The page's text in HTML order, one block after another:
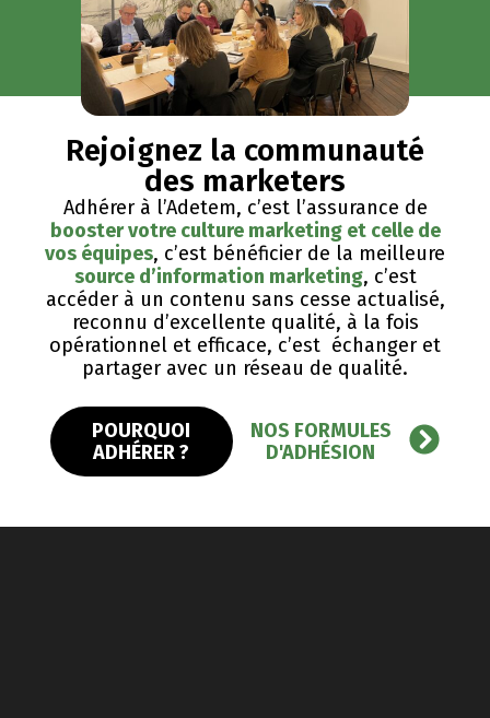
Rejoignez la communauté
des marketers
Adhérer à l’Adetem, c’est l’assurance de
booster votre culture marketing et celle de
vos équipes, c’est bénéficier de la meilleure
source d’information marketing, c’est
accéder à un contenu sans cesse actualisé,
reconnu d’excellente qualité, ​à la fois
opérationnel et efficace, c’est échanger et
partager avec un réseau de qualité.
POURQUOI
ADHÉRER ?
NOS FORMULES
D'ADHÉSION